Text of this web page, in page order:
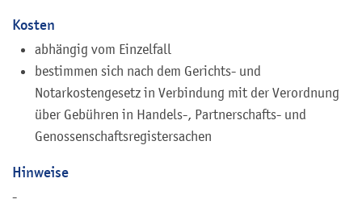
Kosten
abhängig vom Einzelfall
bestimmen sich nach dem Gerichts- und
Notarkostengesetz in Verbindung mit der Verordnung
über Gebühren in Handels-, Partnerschafts- und
Genossenschaftsregistersachen
Hinweise
-